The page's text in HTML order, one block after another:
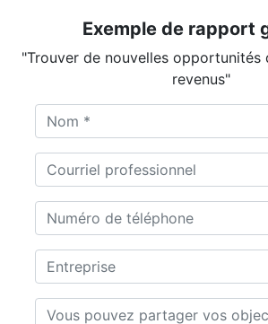
Exemple de rapport
"Trouver de nouvelles opportunités
revenus"